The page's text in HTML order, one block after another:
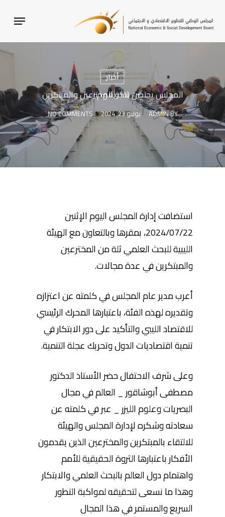
MAIN
MENU
أخبار
المجلس يحتضن نخبة المخترعين والمبتكرين لتكريمهم
BY
ADMIN يوليو 23, 2024 NO COMMENTS
استضافت إدارة المجلس اليوم الإثنين
2024/07/22، بمقرها وبالتعاون مع الهيئة
الليبية للبحث العلمي ثلة من المخترعين
والمبتكرين في عدة مجالات.
أعرب مدير عام المجلس في كلمته عن اعتزازه
وتقديره لهذه الفئة، باعتبارها المحرك الرئيسي
للاقتصاد الليبي والتأكيد على دور الابتكار في
تنمية اقتصاديات الدول وتحريك عجلة التنمية.
وعلىشرف الاحتفال حضر الأستاذ الدكتور
مصطفى أبوشاقور _ العالم في مجال
البصريات وعلوم الليزر _ عبر في كلمته عن
سعادته وشكره لإدارة المجلس والهيئة
للالتقاء بالمبتكرين والمخترعين الذين يقدمون
الأفكار باعتبارها الثروة الحقيقية للأمم
واهتمام دول العالم بالبحث العلمي والابتكار
وهذا ما نسعى لتحقيقه لمواكبة التطور
السريع والمستمر في هذا المجال